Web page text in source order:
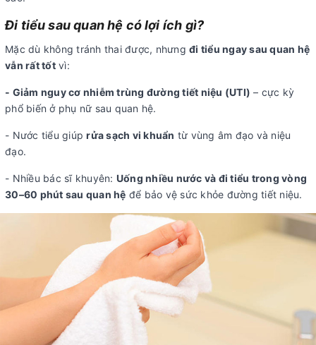
Đi tiểu sau quan hệ có lợi ích gì?
Mặc dù không tránh thai được, nhưng đi tiểu ngay sau quan hệ
vẫn rất tốtvì:
- Giảm nguy cơ nhiễm trùng đường tiết niệu (UTI) – cực kỳ
phổ biến ở phụ nữ sau quan hệ.
- Nước tiểu giúprửa sạch vi khuẩn từ vùng âm đạo và niệu
đạo.
- Nhiều bác sĩ khuyên: Uống nhiều nước và đi tiểu trong vòng
30–60 phút sau quan hệ để bảo vệ sức khỏe đường tiết niệu.